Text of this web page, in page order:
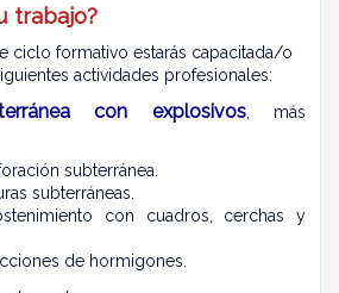
trabajo?
ciclo formativo estarás capacitada/o
actividades profesionales:
con explosivos, más
subterránea.
subterráneas.
con cuadros, cerchas y
de hormigones.